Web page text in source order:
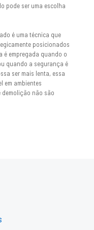
pode ser uma escolha
é uma técnica que
posicionados
é empregada quando o
quando a segurança é
ser mais lenta, essa
em ambientes
não são